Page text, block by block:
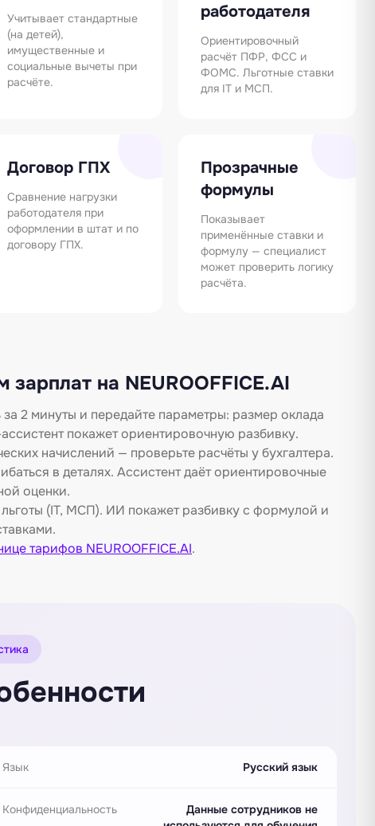
Учитывает стандартные
(на детей),
имущественные и
социальные вычеты при
расчёте.
работодателя
Ориентировочный
расчёт ПФР, ФСС и
ФОМС. Льготные ставки
для IT и МСП.
Договор ГПХ
Сравнение нагрузки
работодателя при
оформлении в штат и по
договору ГПХ.
Прозрачные
формулы
Показывает
применённые ставки и
формулу — специалист
может проверить логику
расчёта.
зарплат на NEUROOFFICE.AI
2 минуты и передайте параметры: размер оклада
покажет ориентировочную разбивку.
начислений — проверьте расчёты у бухгалтера.
в деталях. Ассистент даёт ориентировочные
оценки.
(IT, МСП). ИИ покажет разбивку с формулой и
тарифов NEUROOFFICE.AI.
Язык Русский язык
Конфиденциальность
Данные сотрудников не